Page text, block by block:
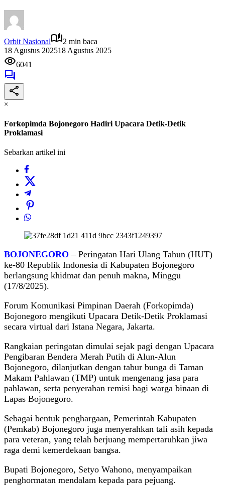
Orbit Nasional
2 min baca
18 Agustus 202518 Agustus 2025
6041
×
Forkopimda Bojonegoro Hadiri Upacara Detik-Detik
Proklamasi
Sebarkan artikel ini
BOJONEGORO – Peringatan Hari Ulang Tahun (HUT)
ke-80 Republik Indonesia di Kabupaten Bojonegoro
berlangsung khidmat dan penuh makna, Minggu
(17/8/2025).
Forum Komunikasi Pimpinan Daerah (Forkopimda)
Bojonegoro mengikuti Upacara Detik-Detik Proklamasi
secara virtual dari Istana Negara, Jakarta.
Rangkaian peringatan dimulai sejak pagi dengan Upacara
Pengibaran Bendera Merah Putih di Alun-Alun
Bojonegoro, dilanjutkan dengan tabur bunga di Taman
Makam Pahlawan (TMP) untuk mengenang jasa para
pahlawan, serta penyerahan remisi bagi warga binaan di
Lapas Bojonegoro.
Sebagai bentuk penghargaan, Pemerintah Kabupaten
(Pemkab) Bojonegoro juga menyerahkan tali asih kepada
para veteran, yang telah berjuang mempertaruhkan jiwa
raga demi kemerdekaan bangsa.
Bupati Bojonegoro, Setyo Wahono, menyampaikan
penghormatan mendalam kepada para pejuang.